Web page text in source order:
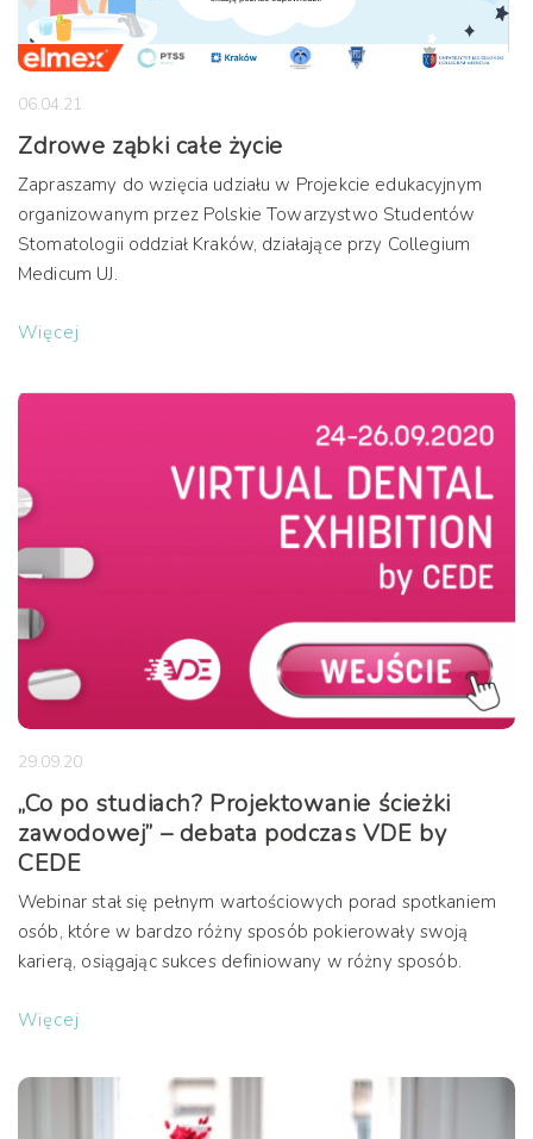
06.04.21
Zdrowe ząbki całe życie
Zapraszamy do wzięcia udziału w Projekcie edukacyjnym
organizowanym przez Polskie Towarzystwo Studentów
Stomatologii oddział Kraków, działające przy Collegium
Medicum UJ.
Więcej
29.09.20
„Co po studiach? Projektowanie ścieżki
zawodowej” – debata podczas VDE by
CEDE
Webinar stał się pełnym wartościowych porad spotkaniem
osób, które w bardzo różny sposób pokierowały swoją
karierą, osiągając sukces definiowany w różny sposób.
Więcej